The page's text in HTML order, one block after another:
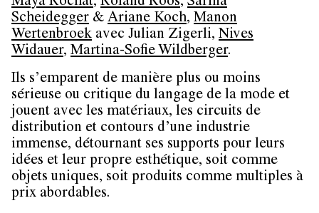
Scheidegger & Ariane Koch, Manon
Wertenbroek avec Julian Zigerli, Nives
Widauer, Martina-Sofie Wildberger.
Ils s’emparent de manière plus ou moins
sérieuse ou critique du langage de la mode et
jouent avec les matériaux, les circuits de
distribution et contours d’une industrie
immense, détournant ses supports pour leurs
idées et leur propre esthétique, soit comme
objets uniques, soit produits comme multiples à
prix abordables.